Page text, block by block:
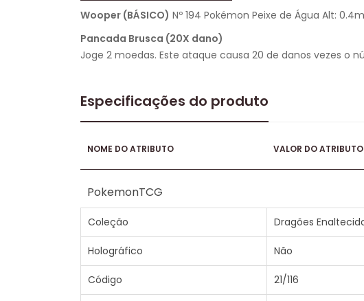
Wooper (BÁSICO) Nº 194 Pokémon Peixe de Água Alt:
Pancada Brusca (20X dano)
Joge 2 moedas. Este ataque causa 20 de danos vezes o
Especificações do produto
NOME DO ATRIBUTO VALOR DO ATRIBUTO
PokemonTCG
Coleção Dragões
Holográfico Não
Código 21/116